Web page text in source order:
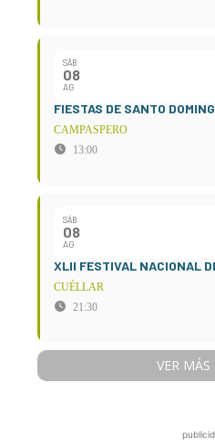
SÁB
08
AG
FIESTAS DE SANTO
CAMPASPERO
13:00
SÁB
08
AG
XLII FESTIVAL NACIONAL
CUÉLLAR
21:30
VER MÁS